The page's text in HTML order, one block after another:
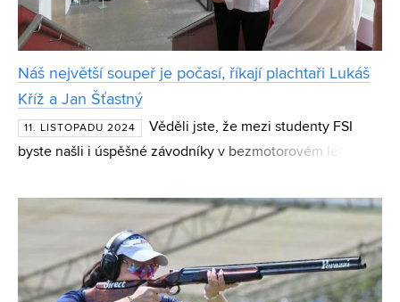
Náš největší soupeř je počasí, říkají plachtaři Lukáš
Kříž a Jan Šťastný
11. LISTOPADU 2024
Věděli jste, že mezi studenty FSI
byste našli i úspěšné závodníky v bezmotorovém létání?
hodně lidí, je nadchli rodiče. Lukáš už se může pyšnit mi